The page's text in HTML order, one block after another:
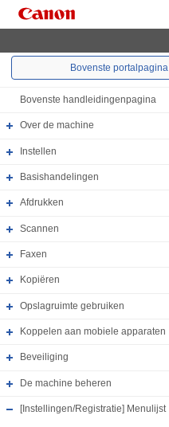
Bovenste portalpagina
Bovenste handleidingenpagina
Over de machine
Instellen
Basishandelingen
Afdrukken
Scannen
Faxen
Kopiëren
Opslagruimte gebruiken
Koppelen aan mobiele apparaten
Beveiliging
De machine beheren
[Instellingen/Registratie] Menulijst